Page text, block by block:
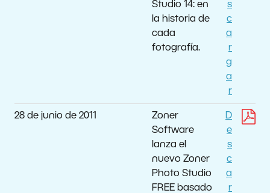
Studio 14: en
la historia de
cada
fotografía.
s
c
a
r
g
a
r
28 de junio de 2011
Zoner
Software
lanza el
nuevo Zoner
Photo Studio
FREE basado
D
e
s
c
a
r